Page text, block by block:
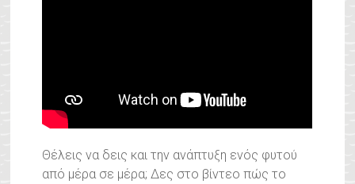
Θέλεις να δεις και την ανάπτυξη ενός φυτού
από μέρα σε μέρα; Δες στο βίντεο πώς το